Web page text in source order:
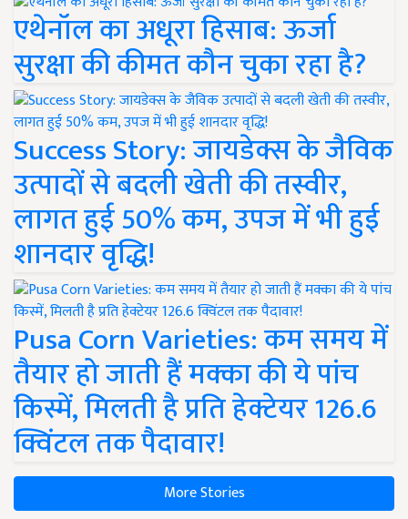
एथेनॉल का अधूरा हिसाब: ऊर्जा
सुरक्षा की कीमत कौन चुका रहा है?
Success Story: जायडेक्स के जैविक
उत्पादों से बदली खेती की तस्वीर,
लागत हुई 50% कम, उपज में भी हुई
शानदार वृद्धि!
Pusa Corn Varieties: कम समय में
तैयार हो जाती हैं मक्का की ये पांच
किस्में, मिलती है प्रति हेक्टेयर 126.6
क्विंटल तक पैदावार!
More Stories